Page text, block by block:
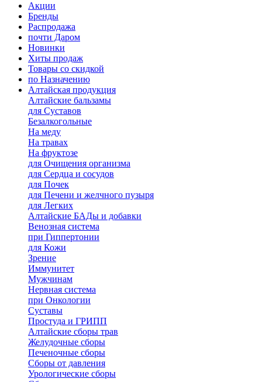
Акции
Бренды
Распродажа
почти Даром
Новинки
Хиты продаж
Товары со скидкой
по Назначению
Алтайская продукция
Алтайские бальзамы
для Суставов
Безалкогольные
На меду
На травах
На фруктозе
для Очищения организма
для Сердца и сосудов
для Почек
для Печени и желчного пузыря
для Легких
Алтайские БАДы и добавки
Венозная система
при Гиппертонии
для Кожи
Зрение
Иммунитет
Мужчинам
Нервная система
при Онкологии
Суставы
Простуда и ГРИПП
Алтайские сборы трав
Желудочные сборы
Печеночные сборы
Сборы от давления
Урологические сборы